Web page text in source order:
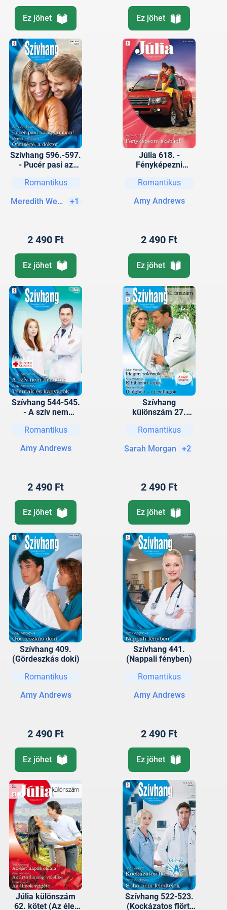
Ez jöhet Ez jöhet
Szívhang 596.-597.
- Pucér pasi az
Őfensége, a doktor
Romantikus
Meredith Webber+1
2 490 Ft
Ez jöhet
Júlia 618. -
Fényképezni
Romantikus
Amy Andrews
2 490 Ft
Ez jöhet
Szívhang 544-545.
- A szív nem
Klinika 8.), Tévutak
(Aranyparti
Romantikus
Amy Andrews
2 490 Ft
Ez jöhet
Szívhang
különszám 27.
rokonok, Elhibázott
csillagok)
Romantikus
Sarah Morgan
+2
2 490 Ft
Ez jöhet
Szívhang 409.
(Gördeszkás doki)
Romantikus
Amy Andrews
2 490 Ft
Ez jöhet
Szívhang 441.
(Nappali fényben)
Romantikus
Amy Andrews
2 490 Ft
Ez jöhet
Júlia különszám
62. kötet (Az élet
Szívhang 522-523.
(Kockázatos flört,